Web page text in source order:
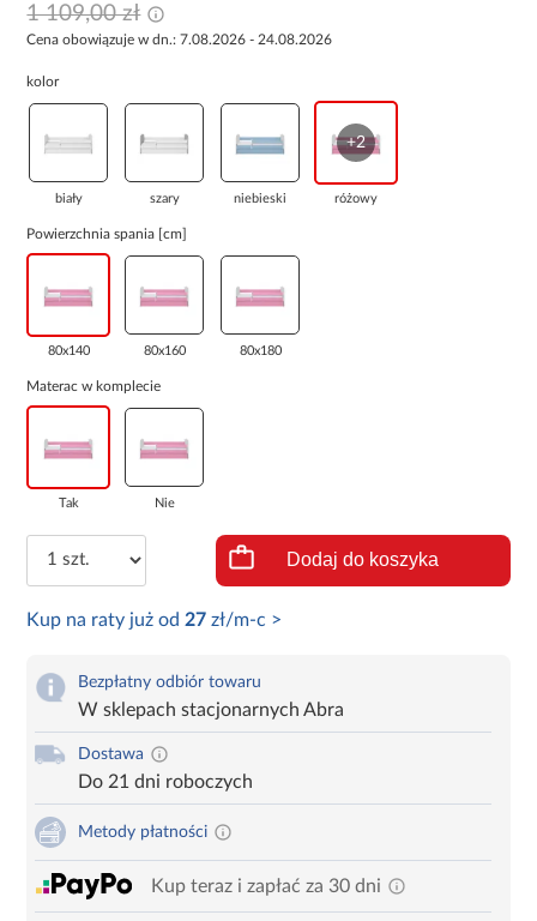
1 109,00 zł
Cena obowiązuje w dn.: 7.08.2026 - 24.08.2026
kolor
biały szary niebieski
+2
różowy
Powierzchnia spania [cm]
80x140 80x160 80x180
Materac w komplecie
Tak Nie
Dodaj do koszyka
Kup na raty już od 27 zł/m-c >
Bezpłatny odbiór towaru
W sklepach stacjonarnych Abra
Dostawa
Do 21 dni roboczych
Metody płatności
Kup teraz i zapłać za 30 dni